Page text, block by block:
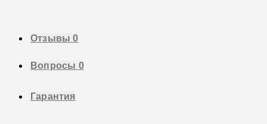
Отзывы0
Вопросы 0
Гарантия